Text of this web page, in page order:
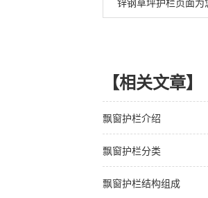
【相关文章】
飘窗护栏介绍
飘窗护栏分类
飘窗护栏结构组成